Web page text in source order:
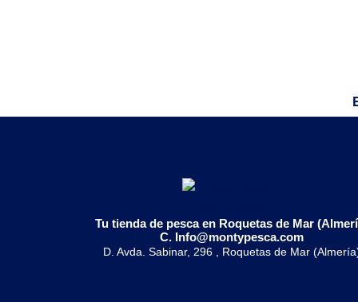
Tu tienda de pesca en Roquetas de Mar
C. Info@montypesca.com
D. Avda. Sabinar, 296 , Roquetas de Mar